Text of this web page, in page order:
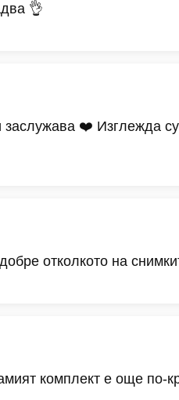
👌
заслужава ❤️ Изглежда
отколкото на
комплект е още по-